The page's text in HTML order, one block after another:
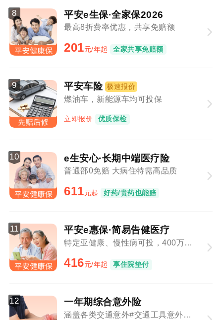
8 平安e生保·全家保2026
最高8折费率优惠，共享免赔额
201元/年起 全家共享免赔额
9 平安车险 极速报价
燃油车，新能源车均可投保
立即报价 优质保检
10 e生安心·长期中端医疗险
普通部0免赔 大病住特需高品质
611元起 好药/贵药也能赔
11 平安e惠保·简易告健医疗
特定亚健康、慢性病可投，400万保障总额
416元/年起 享住院垫付
12 一年期综合意外险
涵盖各类交通意外#交通工具意外与意外事故叠加赔付